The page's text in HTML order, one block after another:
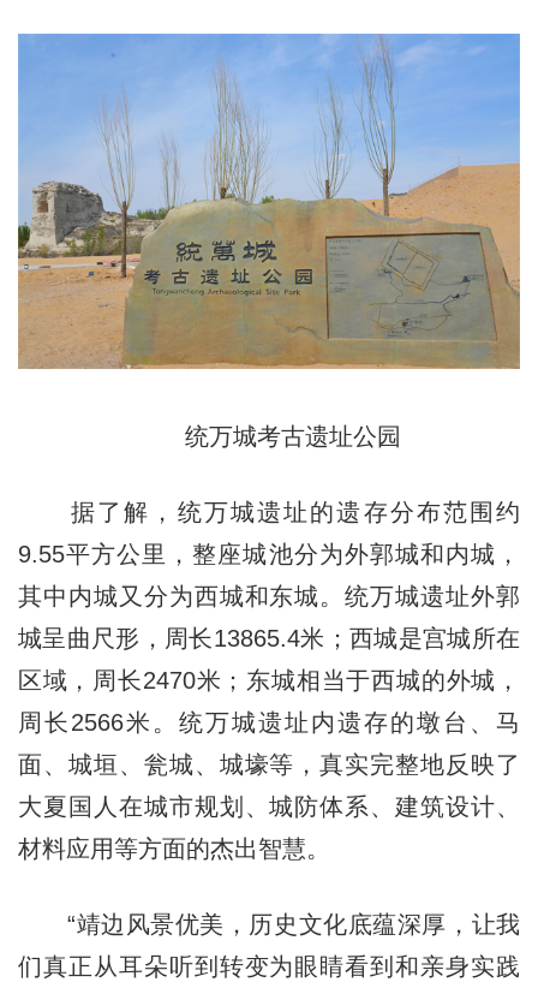
统万城考古遗址公园
据了解，统万城遗址的遗存分布范围约
9.55平方公里，整座城池分为外郭城和内城，
其中内城又分为西城和东城。统万城遗址外郭
城呈曲尺形，周长13865.4米；西城是宫城所在
区域，周长2470米；东城相当于西城的外城，
周长2566米。统万城遗址内遗存的墩台、马
面、城垣、瓮城、城壕等，真实完整地反映了
大夏国人在城市规划、城防体系、建筑设计、
材料应用等方面的杰出智慧。
“靖边风景优美，历史文化底蕴深厚，让我
们真正从耳朵听到转变为眼睛看到和亲身实践